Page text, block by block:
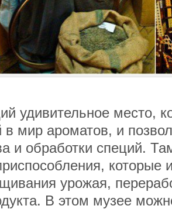
удивительное место,
в мир ароматов, и
и обработки специй.
которые
урожая,
В этом музее